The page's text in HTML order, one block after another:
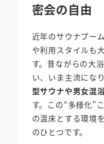
密会の自由
近年のサウナブー
や利用スタイルも
す。昔ながらの大
い、いま主流にな
型サウナや男女混
す。この“多様化”
の温床とする環境
のひとつです。